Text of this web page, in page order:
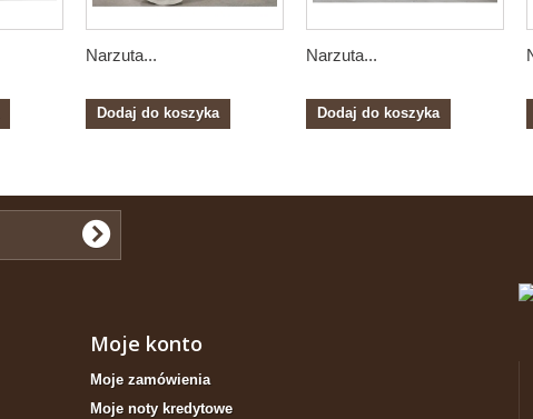
Narzuta...
Dodaj do koszyka
Narzuta...
Dodaj do koszyka
Moje konto
Moje zamówienia
Moje noty kredytowe